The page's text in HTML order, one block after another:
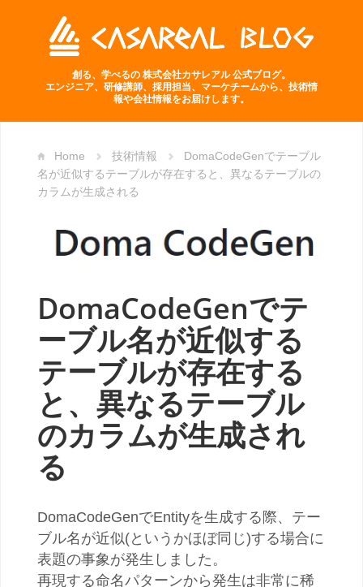
創る、学べるの 株式会社カサレアル 公式ブログ。
エンジニア、研修講師、採用担当、マーケチームから、技術情
報や会社情報をお届けします。
Home 技術情報
DomaCodeGenでテーブル
名が近似するテーブルが存在すると、異なるテーブルの
カラムが生成される
DomaCodeGenでテ
ーブル名が近似する
テーブルが存在する
と、異なるテーブル
のカラムが生成され
る
DomaCodeGenでEntityを生成する際、テー
ブル名が近似(というかほぼ同じ)する場合に
表題の事象が発生しました。
再現する命名パターンから発生は非常に稀